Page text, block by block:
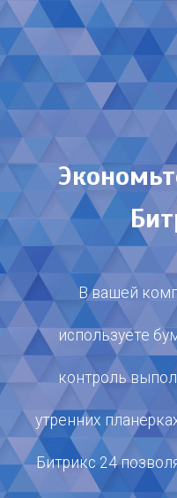
В вашей
используете
контроль
утренних
Битрикс 24